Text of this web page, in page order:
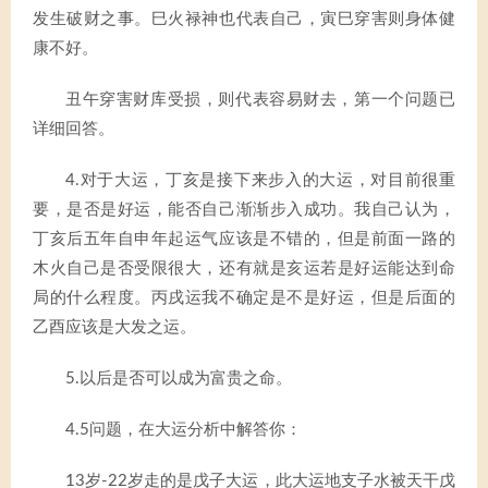
发生破财之事。巳火禄神也代表自己，寅巳穿害则身体健
康不好。
丑午穿害财库受损，则代表容易财去，第一个问题已
详细回答。
4.对于大运，丁亥是接下来步入的大运，对目前很重
要，是否是好运，能否自己渐渐步入成功。我自己认为，
丁亥后五年自申年起运气应该是不错的，但是前面一路的
木火自己是否受限很大，还有就是亥运若是好运能达到命
局的什么程度。丙戌运我不确定是不是好运，但是后面的
乙酉应该是大发之运。
5.以后是否可以成为富贵之命。
4.5问题，在大运分析中解答你：
13岁-22岁走的是戊子大运，此大运地支子水被天干戊